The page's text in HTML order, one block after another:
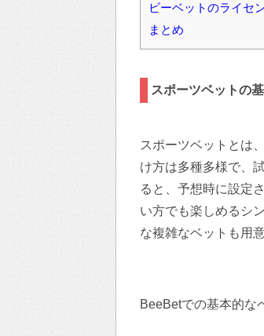
ビーベットのライセ
まとめ
スポーツベットの
スポーツベットとは
け方は多種多様で、
ると、予想時に設定
い方でも楽しめるシ
な複雑なベットも用
BeeBetでの基本的な